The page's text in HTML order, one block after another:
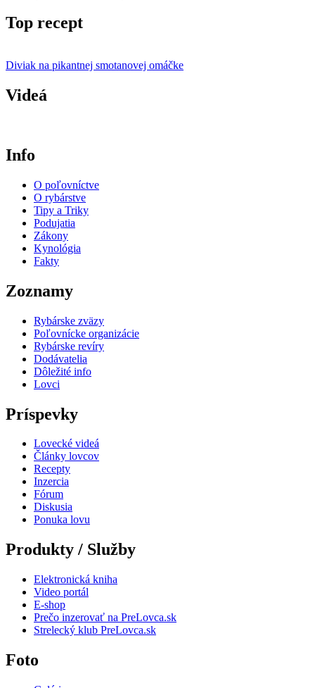
Top recept
Diviak na pikantnej smotanovej omáčke
Videá
Info
O poľovníctve
O rybárstve
Tipy a Triky
Podujatia
Zákony
Kynológia
Fakty
Zoznamy
Rybárske zväzy
Poľovnícke organizácie
Rybárske revíry
Dodávatelia
Dôležité info
Lovci
Príspevky
Lovecké videá
Články lovcov
Recepty
Inzercia
Fórum
Diskusia
Ponuka lovu
Produkty / Služby
Elektronická kniha
Video portál
E-shop
Prečo inzerovať na PreLovca.sk
Strelecký klub PreLovca.sk
Foto